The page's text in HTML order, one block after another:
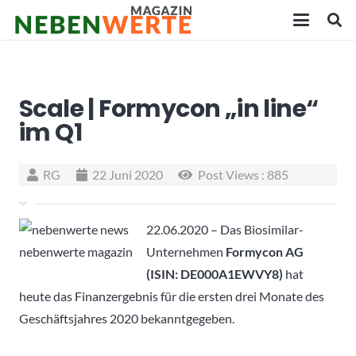
Scale | Formycon „in line“
im Q1
RG 22 Juni 2020 Post Views : 885
22.06.2020 – Das Biosimilar-
Unternehmen Formycon AG
(ISIN: DE000A1EWVY8) hat
heute das Finanzergebnis für die ersten drei Monate des
Geschäftsjahres 2020 bekanntgegeben.